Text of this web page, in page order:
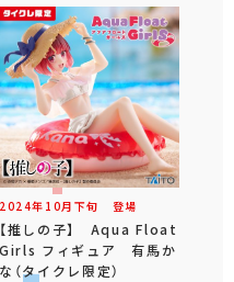
2024年 10月 下旬 登場
【推しの子】 Aqua Float
Girls フィギュア 有馬か
な（タイクレ限定）